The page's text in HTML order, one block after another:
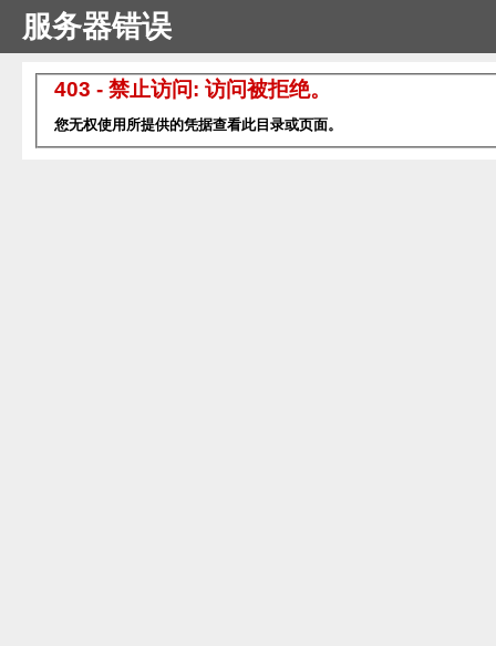
服务器错误
403 - 禁止访问: 访问被拒绝。
您无权使用所提供的凭据查看此目录或页面。